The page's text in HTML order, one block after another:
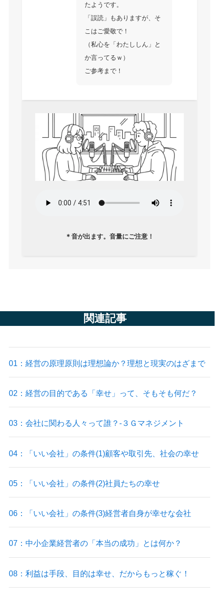
たようです。
「誤読」もありますが、そ
こはご愛敬で！
（私心を「わたししん」と
か言ってるｗ）
ご参考まで！
＊音が出ます。音量にご注意！
関連記事
01：経営の原理原則は理想論か？理想と現実のはざまで
02：経営の目的である「幸せ」って、そもそも何だ？
03：会社に関わる人々って誰？-３Ｇマネジメント
04：「いい会社」の条件(1)顧客や取引先、社会の幸せ
05：「いい会社」の条件(2)社員たちの幸せ
06：「いい会社」の条件(3)経営者自身が幸せな会社
07：中小企業経営者の「本当の成功」とは何か？
08：利益は手段、目的は幸せ、だからもっと稼ぐ！